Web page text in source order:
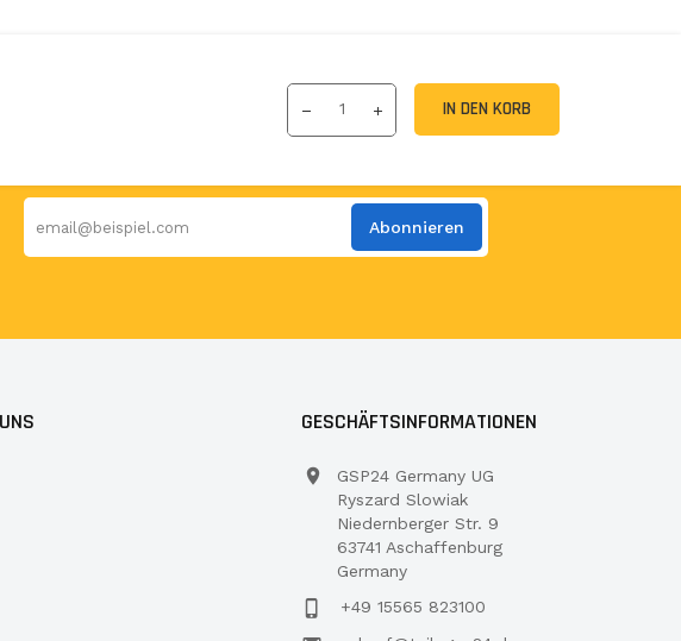
IN DEN KORB
Abonnieren
GESCHÄFTSINFORMATIONEN
GSP24 Germany UG
Ryszard Slowiak
Niedernberger Str. 9
63741 Aschaffenburg
Germany
+49 15565 823100